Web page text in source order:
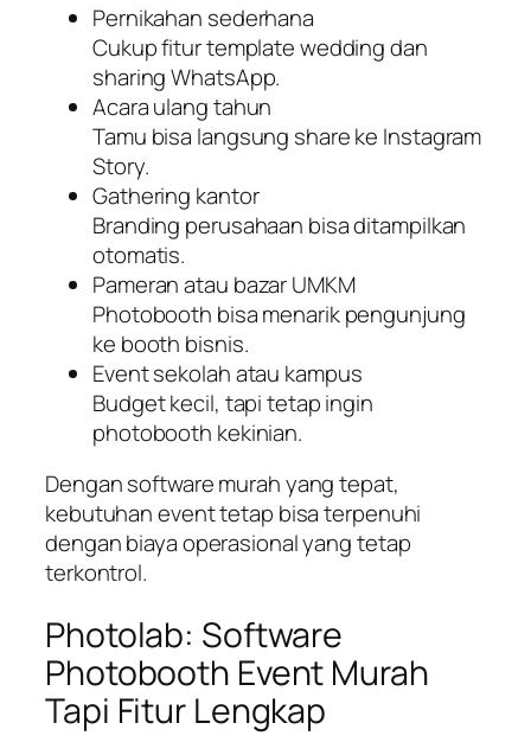
Pernikahan sederhana
Cukup fitur template wedding dan
sharing WhatsApp.
Acara ulang tahun
Tamu bisa langsung share ke Instagram
Story.
Gathering kantor
Branding perusahaan bisa ditampilkan
otomatis.
Pameran atau bazar UMKM
Photobooth bisa menarik pengunjung
ke booth bisnis.
Event sekolah atau kampus
Budget kecil, tapi tetap ingin
photobooth kekinian.
Dengan software murah yang tepat,
kebutuhan event tetap bisa terpenuhi
dengan biaya operasional yang tetap
terkontrol.
Photolab: Software
Photobooth Event Murah
Tapi Fitur Lengkap